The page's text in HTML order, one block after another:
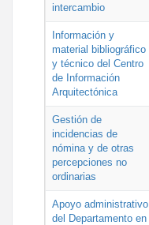
intercambio
Información y
material bibliográfico
y técnico del Centro
de Información
Arquitectónica
Gestión de
incidencias de
nómina y de otras
percepciones no
ordinarias
Apoyo administrativo
del Departamento en